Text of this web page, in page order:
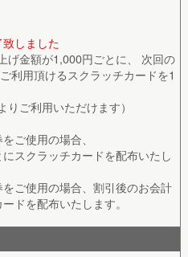
しました
げ金額が1,000円ごとに、 次回の
利用頂けるスクラッチカードを1
りご利用いただけます）
ご使用の場合、
スクラッチカードを配布いたし
ご使用の場合、割引後のお会計
ドを配布いたします。